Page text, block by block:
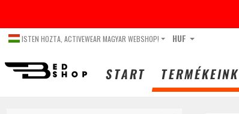
ISTEN HOZTA, ACTIVEWEAR MAGYAR WEBSHOP! HUF
START TERMÉKEINK